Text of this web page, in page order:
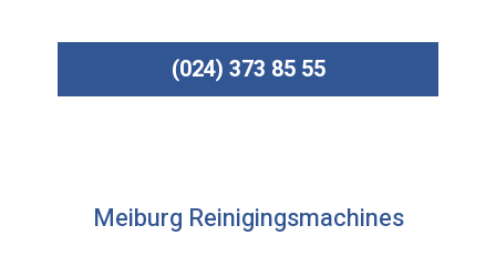
(024) 373 85 55
Meiburg Reinigingsmachines